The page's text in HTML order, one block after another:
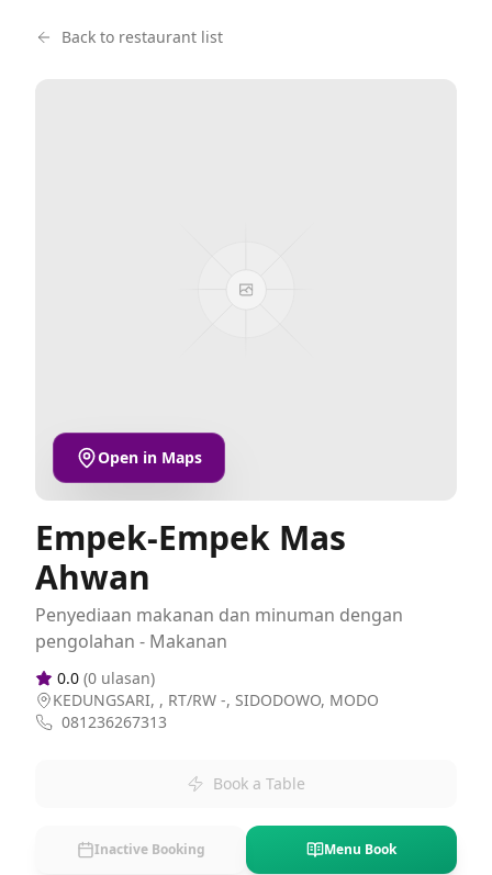
Back to restaurant list
Open in Maps
Empek-Empek Mas
Ahwan
Penyediaan makanan dan minuman dengan
pengolahan - Makanan
0.0 (0 ulasan)
KEDUNGSARI, , RT/RW -, SIDODOWO, MODO
081236267313
Book a Table
Inactive Booking Menu Book